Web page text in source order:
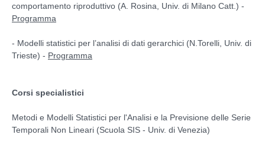
comportamento riproduttivo (A. Rosina, Univ. di Milano Catt.) -
Programma
- Modelli statistici per l’analisi di dati gerarchici (N.Torelli, Univ. di
Trieste) - Programma
Corsi specialistici
Metodi e Modelli Statistici per l'Analisi e la Previsione delle Serie
Temporali Non Lineari (Scuola SIS - Univ. di Venezia)